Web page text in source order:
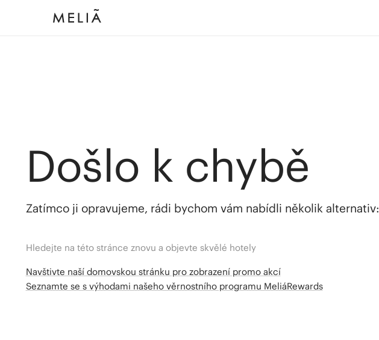
Došlo k chybě
Zatímco ji opravujeme, rádi bychom vám nabídli několik alternativ:
Hledejte na této stránce znovu a objevte skvělé hotely
Navštivte naší domovskou stránku pro zobrazení promo akcí
Seznamte se s výhodami našeho věrnostního programu MeliáRewards